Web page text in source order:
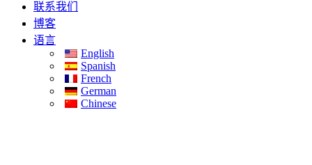
联系我们
博客
语言
English
Spanish
French
German
Chinese